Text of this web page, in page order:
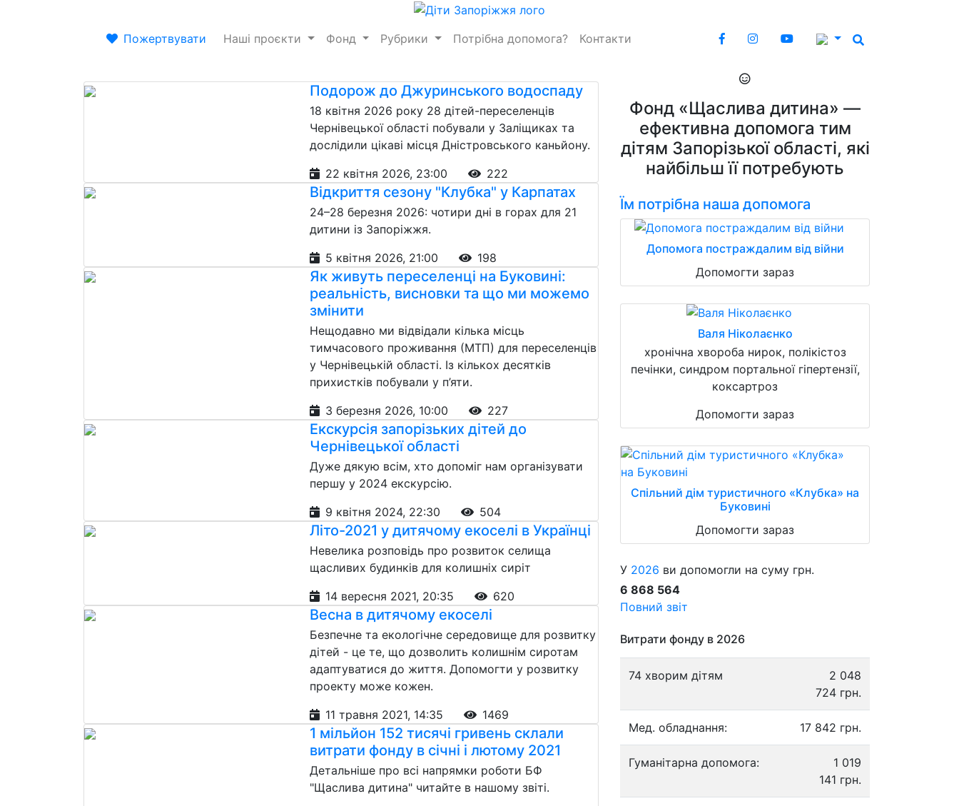
Пожертвувати Наші проєкти Фонд Рубрики Потрібна допомога? Контакти
Подорож до Джуринського водоспаду
18 квітня 2026 року 28 дітей-переселенців
Чернівецької області побували у Заліщиках та
дослідили цікаві місця Дністровського каньйону.
22 квітня 2026, 23:00
222
Відкриття сезону "Клубка" у Карпатах
24–28 березня 2026: чотири дні в горах для 21
дитини із Запоріжжя.
5 квітня 2026, 21:00
198
Як живуть переселенці на Буковині:
реальність, висновки та що ми можемо
змінити
Нещодавно ми відвідали кілька місць
тимчасового проживання (МТП) для переселенців
у Чернівецькій області. Із кількох десятків
прихистків побували у п’яти.
3 березня 2026, 10:00
227
Екскурсія запорізьких дітей до
Чернівецької області
Дуже дякую всім, хто допоміг нам організувати
першу у 2024 екскурсію.
9 квітня 2024, 22:30
504
Літо-2021 у дитячому екоселі в Українці
Невелика розповідь про розвиток селища
щасливих будинків для колишніх сиріт
14 вересня 2021, 20:35
620
Весна в дитячому екоселі
Безпечне та екологічне середовище для розвитку
дітей - це те, що дозволить колишнім сиротам
адаптуватися до життя. Допомогти у розвитку
проекту може кожен.
11 травня 2021, 14:35
1469
1 мільйон 152 тисячі гривень склали
витрати фонду в січні і лютому 2021
Детальніше про всі напрямки роботи БФ
"Щаслива дитина" читайте в нашому звіті.
Фонд «Щаслива дитина» —
ефективна допомога тим
дітям Запорізької області, які
найбільш її потребують
Їм потрібна наша допомога
Допомога постраждалим від війни
Допомогти зараз
Валя Ніколаєнко
хронічна хвороба нирок, полікістоз
печінки, синдром портальної гіпертензії,
коксартроз
Допомогти зараз
Спільний дім туристичного «Клубка» на
Буковині
Допомогти зараз
У 2026 ви допомогли на суму грн.
6 868 564
Повний звіт
Витрати фонду в 2026
74 хворим дітям
2 048
724 грн.
Мед. обладнання: 17 842 грн.
Гуманітарна допомога:
1 019
141 грн.